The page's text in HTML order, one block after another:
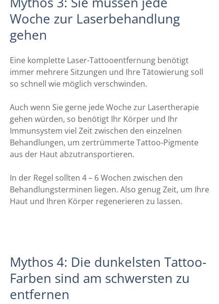
Woche zur Laserbehandlung
gehen
Eine komplette Laser-Tattooentfernung benötigt
immer mehrere Sitzungen und Ihre Tätowierung soll
so schnell wie möglich verschwinden.
Auch wenn Sie gerne jede Woche zur Lasertherapie
gehen würden, so benötigt Ihr Körper und Ihr
Immunsystem viel Zeit zwischen den einzelnen
Behandlungen, um zertrümmerte Tattoo-Pigmente
aus der Haut abzutransportieren.
In der Regel sollten 4 – 6 Wochen zwischen den
Behandlungsterminen liegen. Also genug Zeit, um Ihre
Haut und Ihren Körper regenerieren zu lassen.
Mythos 4: Die dunkelsten Tattoo-
Farben sind am schwersten zu
entfernen